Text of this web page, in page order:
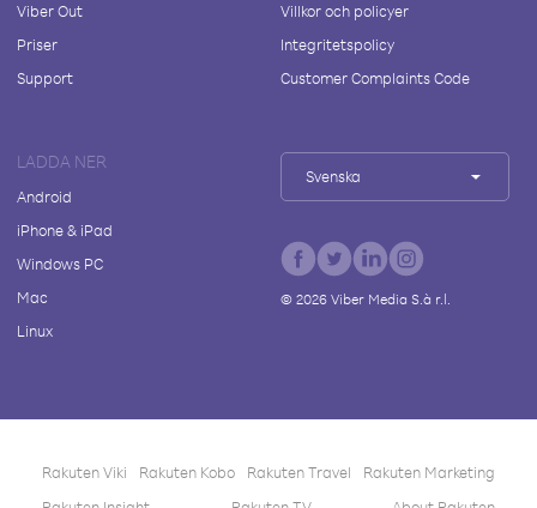
Viber Out
Priser
Support
Villkor och policyer
Integritetspolicy
Customer Complaints Code
LADDA NER
Android
iPhone & iPad
Windows PC
Mac
Linux
Svenska
© 2026Viber Media S.à r.l.
Rakuten Viki Rakuten Kobo Rakuten Travel
Rakuten Marketing